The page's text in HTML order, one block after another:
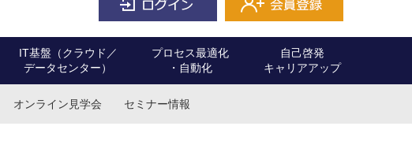
IT基盤（クラウド／
データセンター）
プロセス最適化
・自動化
自己啓発
キャリアアップ
オンライン見学会 セミナー情報